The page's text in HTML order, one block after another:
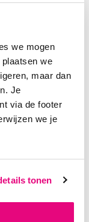
we mogen
we
maar dan
Je
via de footer
we je
tonen
occurred (see the